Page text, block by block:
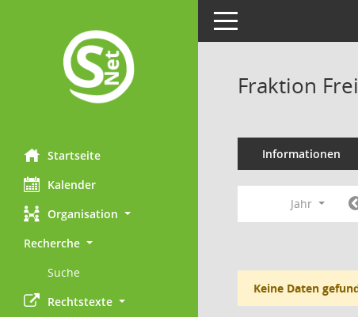
Startseite
Kalender
Organisation
Recherche
Suche
Rechtstexte
Toggle navigation
Fraktion
Informationen
Jahr
Keine Daten